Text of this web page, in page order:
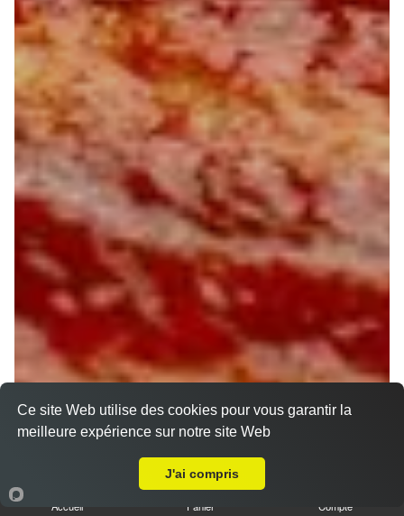
Accueil Panier Compte
Ce site Web utilise des cookies pour vous garantir la
meilleure expérience sur notre site Web
J'ai compris